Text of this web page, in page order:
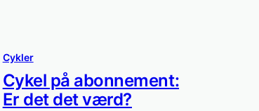
Cykler
Cykel på abonnement:
Er det det værd?